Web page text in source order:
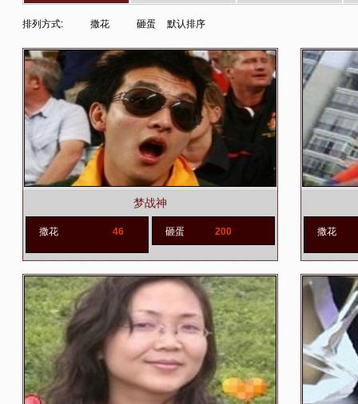
排列方式: 撒花 砸蛋 默认排序
梦战神
撒花 46 砸蛋 200 撒花